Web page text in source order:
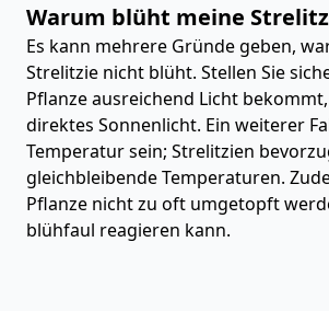
Warum blüht meine
Es kann mehrere Gründe geben,
Strelitzie nicht blüht. Stellen Sie
Pflanze ausreichend Licht
direktes Sonnenlicht. Ein weiterer
Temperatur sein; Strelitzien
gleichbleibende Temperaturen.
Pflanze nicht zu oft umgetopft
blühfaul reagieren kann.